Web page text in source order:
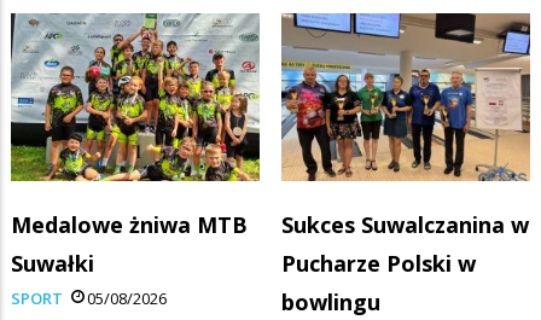
Medalowe żniwa MTB
Suwałki
SPORT 05/08/2026
Sukces Suwalczanina w
Pucharze Polski w
bowlingu